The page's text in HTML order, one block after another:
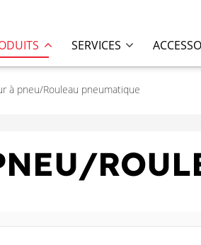
SERVICES
à pneu/Rouleau pneumatique